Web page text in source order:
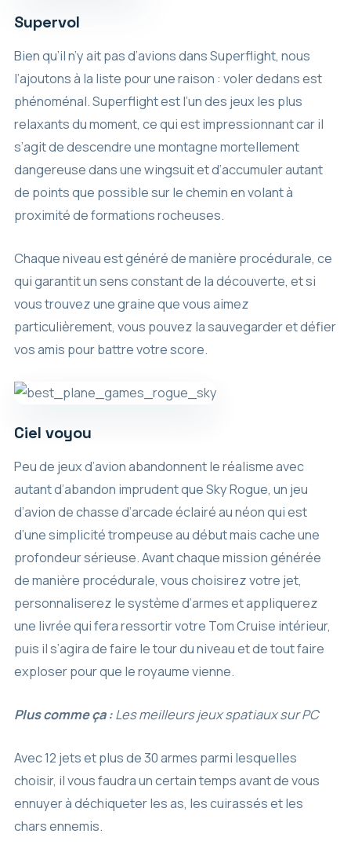
Supervol
Bien qu’il n’y ait pas d’avions dans Superflight, nous
l’ajoutons à la liste pour une raison : voler dedans est
phénoménal. Superflight est l’un des jeux les plus
relaxants du moment, ce qui est impressionnant car il
s’agit de descendre une montagne mortellement
dangereuse dans une wingsuit et d’accumuler autant
de points que possible sur le chemin en volant à
proximité de formations rocheuses.
Chaque niveau est généré de manière procédurale, ce
qui garantit un sens constant de la découverte, et si
vous trouvez une graine que vous aimez
particulièrement, vous pouvez la sauvegarder et défier
vos amis pour battre votre score.
Ciel voyou
Peu de jeux d’avion abandonnent le réalisme avec
autant d’abandon imprudent que Sky Rogue, un jeu
d’avion de chasse d’arcade éclairé au néon qui est
d’une simplicité trompeuse au début mais cache une
profondeur sérieuse. Avant chaque mission générée
de manière procédurale, vous choisirez votre jet,
personnaliserez le système d’armes et appliquerez
une livrée qui fera ressortir votre Tom Cruise intérieur,
puis il s’agira de faire le tour du niveau et de tout faire
exploser pour que le royaume vienne.
Plus comme ça :Les meilleurs jeux spatiaux sur PC
Avec 12 jets et plus de 30 armes parmi lesquelles
choisir, il vous faudra un certain temps avant de vous
ennuyer à déchiqueter les as, les cuirassés et les
chars ennemis.